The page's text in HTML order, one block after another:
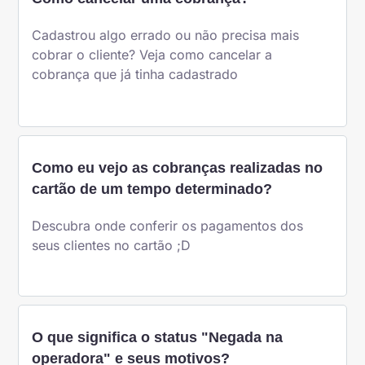
Cadastrou algo errado ou não precisa mais
cobrar o cliente? Veja como cancelar a
cobrança que já tinha cadastrado
Como eu vejo as cobranças realizadas no
cartão de um tempo determinado?
Descubra onde conferir os pagamentos dos
seus clientes no cartão ;D
O que significa o status "Negada na
operadora" e seus motivos?